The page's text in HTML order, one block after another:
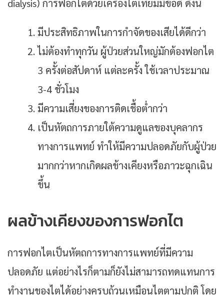
dialysis) การฟอกไตด้วยเครื่องไตเทียมมีข้อดี ดังนี้
มีประสิทธิภาพในการกำจัดของเสียได้ดีกว่า
ไม่ต้องทำทุกวัน ผู้ป่วยส่วนใหญ่มักต้องฟอกไต
3 ครั้งต่อสัปดาห์ แต่ละครั้ง ใช้เวลาประมาณ
3-4 ชั่วโมง
มีความเสี่ยงของการติดเชื้อต่ำกว่า
เป็นหัตถการภายใต้ความดูแลของบุคลากร
ทางการแพทย์ ทำให้มีความปลอดภัยกับผู้ป่วย
มากกว่าหากเกิดผลข้างเคียงหรือภาวะฉุกเฉิน
ขึ้น
ผลข้างเคียงของการฟอกไต
การฟอกไตเป็นหัตถการทางการแพทย์ที่มีความ
ปลอดภัย แต่อย่างไรก็ตามก็ยังไม่สามารถทดแทนการ
ทำงานของไตได้อย่างครบถ้วนเหมือนไตตามปกติ โดย